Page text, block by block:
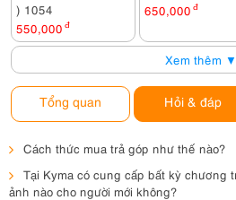
) 1054
550,000 đ
650,000 đ
Xem thêm ▼
Tổng quan Hỏi & đáp
Cách thức mua trả góp như thế nào?
Tại Kyma có cung cấp bất kỳ chương
ảnh nào cho người mới không?